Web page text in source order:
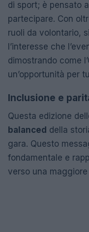
di sport; è pensato
partecipare. Con
ruoli da volontario,
l’interesse che
dimostrando come
un’opportunità per
Inclusione e
Questa edizione
balanced della
gara. Questo
fondamentale e
verso una